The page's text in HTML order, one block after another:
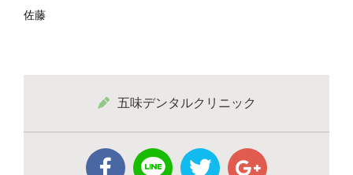
佐藤
五味デンタルクリニック